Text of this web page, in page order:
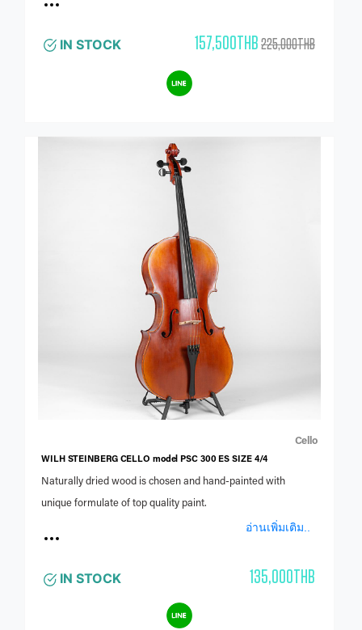
IN STOCK 157,500THB225,000THB
Cello
WILH STEINBERG CELLO model PSC 300 ES SIZE 4/4
Naturally dried wood is chosen and hand-painted with
unique formulate of top quality paint.
อ่านเพิ่มเติม..
IN STOCK 135,000THB